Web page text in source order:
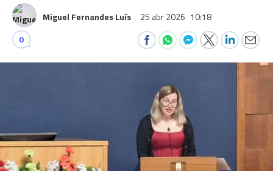
Miguel Fernandes Luís 25 abr 2026 10:18
0